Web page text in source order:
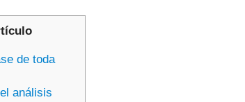
de toda
análisis